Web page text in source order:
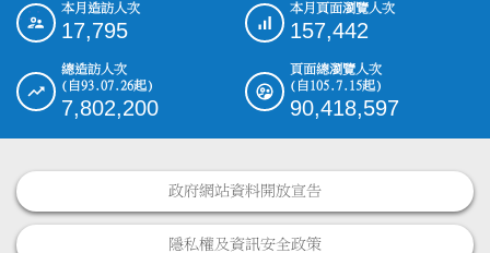
::: 本月造訪人次
17,795
本月頁面瀏覽人次
157,442
總造訪人次
(自93.07.26起)
7,802,200
頁面總瀏覽人次
(自105.7.15起)
90,418,597
政府網站資料開放宣告
隱私權及資訊安全政策